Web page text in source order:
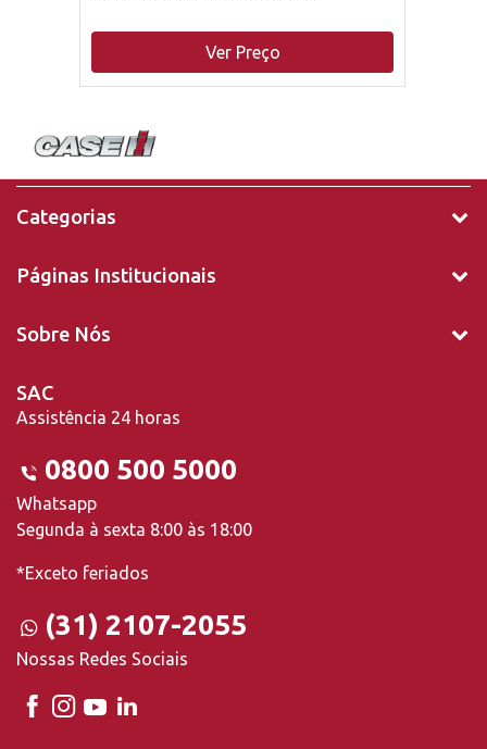
Ver Preço
Categorias
Páginas Institucionais
Sobre Nós
SAC
Assistência 24 horas
0800 500 5000
Whatsapp
Segunda à sexta 8:00 às 18:00
*Exceto feriados
(31) 2107-2055
Nossas Redes Sociais